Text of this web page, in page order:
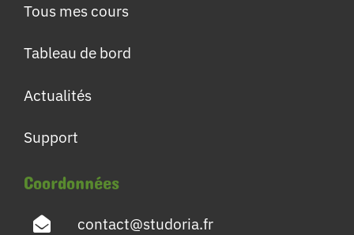
Tous mes cours
Tableau de bord
Actualités
Support
Coordonnées
contact@studoria.fr